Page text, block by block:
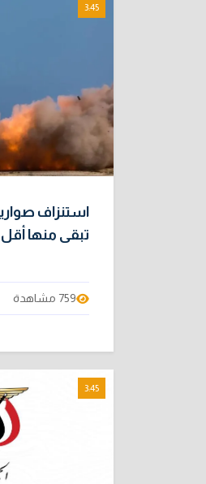
3:45
استنزاف
تبقى منها أقل
759 مشاهدة
3:45